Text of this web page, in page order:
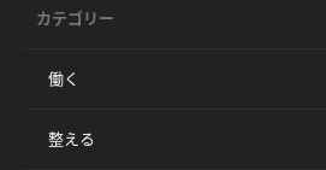
カテゴリー
働く
整える